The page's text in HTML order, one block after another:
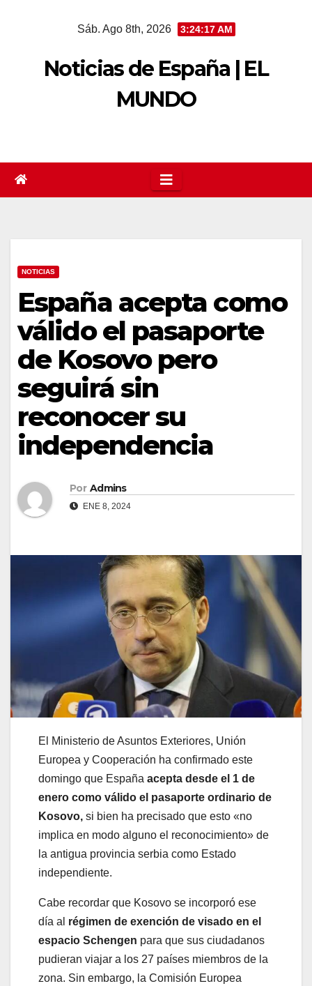
Sáb. Ago 8th, 2026 3:24:17 AM
Noticias de España | EL
MUNDO
NOTICIAS
España acepta como
válido el pasaporte
de Kosovo pero
seguirá sin
reconocer su
independencia
Por Admins
ENE 8, 2024
El Ministerio de Asuntos Exteriores, Unión
Europea y Cooperación ha confirmado este
domingo que España acepta desde el 1 de
enero como válido el pasaporte ordinario de
Kosovo, si bien ha precisado que esto «no
implica en modo alguno el reconocimiento» de
la antigua provincia serbia como Estado
independiente.
Cabe recordar que Kosovo se incorporó ese
día al régimen de exención de visado en el
espacio Schengen para que sus ciudadanos
pudieran viajar a los 27 países miembros de la
zona. Sin embargo, la Comisión Europea